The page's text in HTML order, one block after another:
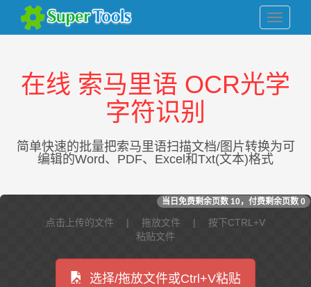
在线 索马里语 OCR光学
字符识别
简单快速的批量把索马里语扫描文档/图片转换为可
编辑的Word、PDF、Excel和Txt(文本)格式
当日免费剩余页数 10，付费剩余页数 0
点击上传的文件 | 拖放文件 | 按下CTRL+V
粘贴文件
选择/拖放文件或Ctrl+V粘贴